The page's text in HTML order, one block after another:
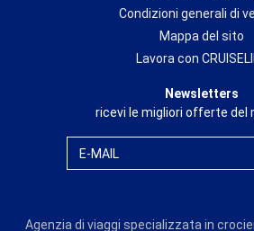
Condizioni generali di
Mappa del sito
Lavora con
Newsletters
ricevi le migliori offerte del
E-MAIL
Agenzia di viaggi specializzata in